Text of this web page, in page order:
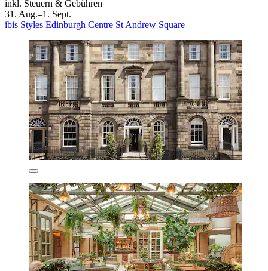
inkl. Steuern & Gebühren
31. Aug.–1. Sept.
ibis Styles Edinburgh Centre St Andrew Square